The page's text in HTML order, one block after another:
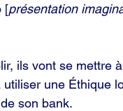
[présentation
ils vont se mettre
une Éthique
son bank.